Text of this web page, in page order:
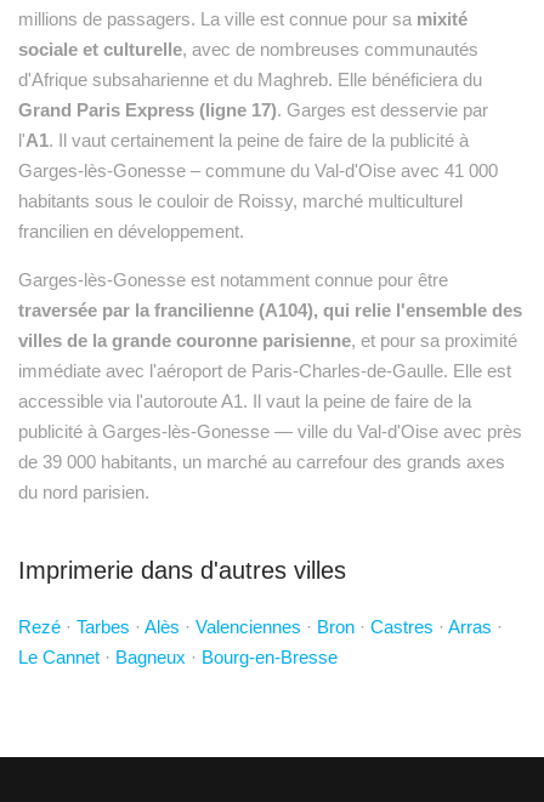
millions de passagers. La ville est connue pour sa mixité
sociale et culturelle, avec de nombreuses communautés
d'Afrique subsaharienne et du Maghreb. Elle bénéficiera du
Grand Paris Express (ligne 17). Garges est desservie par
l'A1. Il vaut certainement la peine de faire de la publicité à
Garges-lès-Gonesse – commune du Val-d'Oise avec 41 000
habitants sous le couloir de Roissy, marché multiculturel
francilien en développement.
Garges-lès-Gonesse est notamment connue pour être
traversée par la francilienne (A104), qui relie l'ensemble des
villes de la grande couronne parisienne, et pour sa proximité
immédiate avec l'aéroport de Paris-Charles-de-Gaulle. Elle est
accessible via l'autoroute A1. Il vaut la peine de faire de la
publicité à Garges-lès-Gonesse — ville du Val-d'Oise avec près
de 39 000 habitants, un marché au carrefour des grands axes
du nord parisien.
Imprimerie dans d'autres villes
Rezé · Tarbes · Alès · Valenciennes · Bron · Castres · Arras ·
Le Cannet · Bagneux · Bourg-en-Bresse